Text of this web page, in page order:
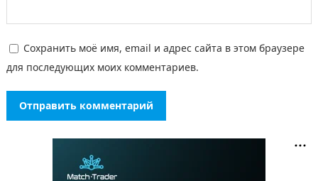
Сохранить моё имя, email и адрес сайта в этом браузере
для последующих моих комментариев.